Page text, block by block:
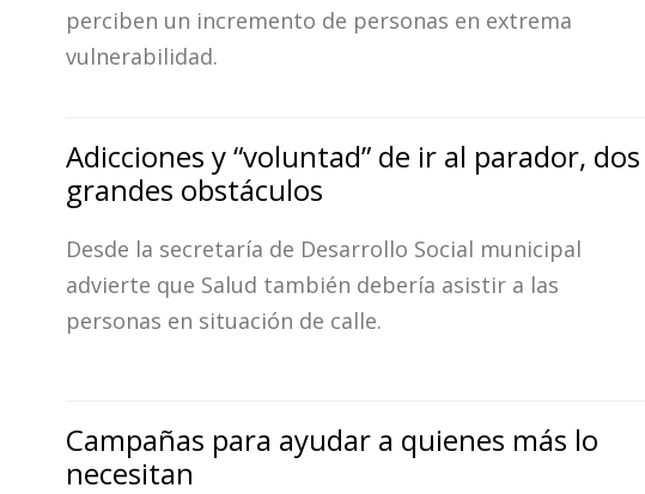
perciben un incremento de personas en extrema
vulnerabilidad.
Adicciones y “voluntad” de ir al parador, dos
grandes obstáculos
Desde la secretaría de Desarrollo Social municipal
advierte que Salud también debería asistir a las
personas en situación de calle.
Campañas para ayudar a quienes más lo
necesitan